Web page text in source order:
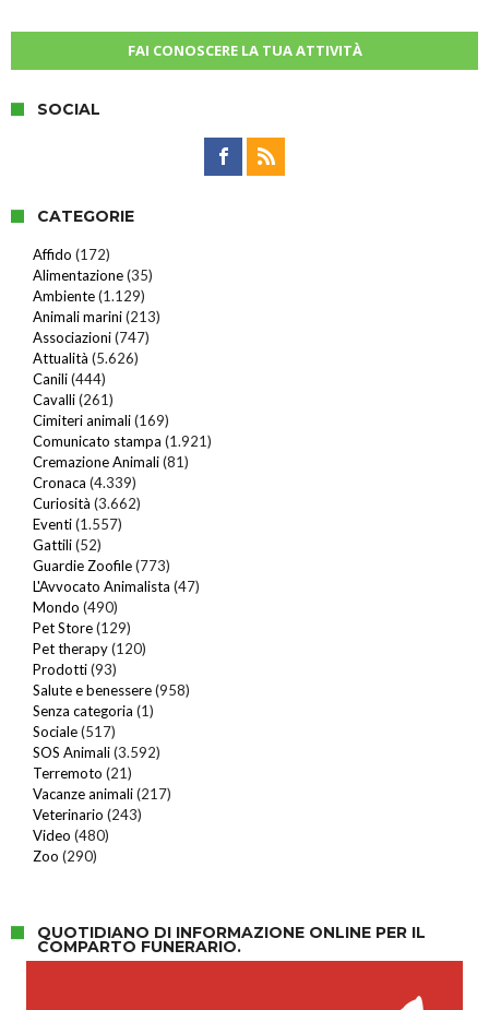
FAI CONOSCERE LA TUA ATTIVITÀ
SOCIAL
CATEGORIE
Affido (172)
Alimentazione(35)
Ambiente(1.129)
Animali marini(213)
Associazioni(747)
Attualità (5.626)
Canili(444)
Cavalli(261)
Cimiteri animali(169)
Comunicato stampa (1.921)
Cremazione Animali(81)
Cronaca (4.339)
Curiosità (3.662)
Eventi(1.557)
Gattili(52)
Guardie Zoofile(773)
L'Avvocato Animalista (47)
Mondo (490)
Pet Store(129)
Pet therapy(120)
Prodotti(93)
Salute e benessere(958)
Senza categoria (1)
Sociale(517)
SOS Animali(3.592)
Terremoto (21)
Vacanze animali(217)
Veterinario (243)
Video (480)
Zoo (290)
QUOTIDIANO DI INFORMAZIONE ONLINE PER IL
COMPARTO FUNERARIO.